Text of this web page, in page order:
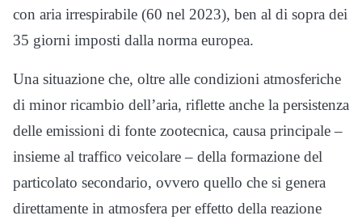
con aria irrespirabile (60 nel 2023), ben al di sopra dei
35 giorni imposti dalla norma europea.
Una situazione che, oltre alle condizioni atmosferiche
di minor ricambio dell’aria, riflette anche la persistenza
delle emissioni di fonte zootecnica, causa principale –
insieme al traffico veicolare – della formazione del
particolato secondario, ovvero quello che si genera
direttamente in atmosfera per effetto della reazione